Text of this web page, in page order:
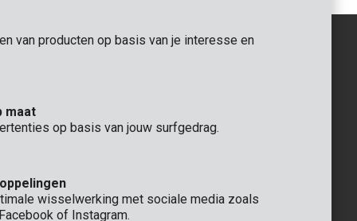
nv
9
+32 (0)3 292 92 92
info@varo.com
support@varo.com
van producten op basis van je interesse en
maat
op basis van jouw surfgedrag.
wisselwerking met sociale media zoals
of Instagram.